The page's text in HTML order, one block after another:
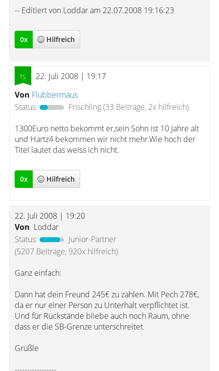
-- Editiert von Loddar am 22.07.2008 19:16:23
0x Hilfreich
22. Juli 2008 | 19:17
Von Flubbermaus
Status:
Frischling(33 Beiträge, 2x hilfreich)
1300Euro netto bekommt er,sein Sohn ist 10 Jahre alt
und Hartz4 bekommen wir nicht mehr.Wie hoch der
Titel lautet das weiss ich nicht.
0x Hilfreich
22. Juli 2008 | 19:20
Von Loddar
Status:
Junior-Partner
(5207 Beiträge, 920x hilfreich)
Ganz einfach:
Dann hat dein Freund 245€ zu zahlen. Mit Pech 278€,
da er nur einer Person zu Unterhalt verpflichtet ist.
Und für Rückstände bliebe auch noch Raum, ohne
dass er die SB-Grenze unterschreitet.
Grüßle